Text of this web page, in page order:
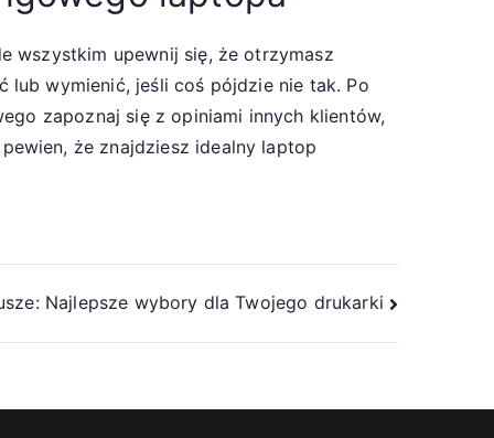
wszystkim upewnij się, że otrzymasz
wymienić, jeśli coś pójdzie nie tak. Po
zapoznaj się z opiniami innych klientów,
że znajdziesz idealny laptop
Najlepsze wybory dla Twojego drukarki